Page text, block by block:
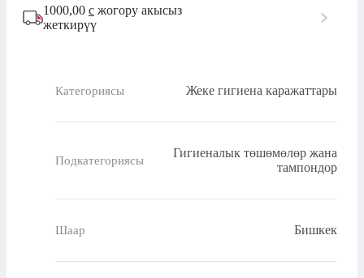
1000,00 с жогору акысыз
жеткирүү
Категориясы Жеке гигиена каражаттары
Подкатегориясы
Гигиеналык төшөмөлөр жана
тампондор
Шаар Бишкек